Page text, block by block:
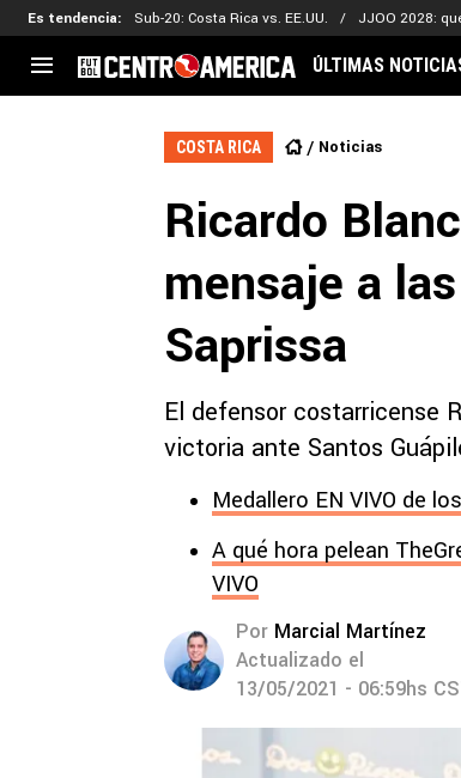
Es tendencia: Sub-20: Costa Rica vs. EE.UU. JJOO 2028:
CENTROAMÉRICA
CONCACAF
Liga de Naciones
Copa de Campeones
Copa Centroamericana
MLS
ÚLTIMAS
COSTA RICA Noticias
Ricardo
mensaje a
Saprissa
El defensor costarricense
victoria ante Santos
Medallero EN VIVO de
A qué hora pelean
VIVO
Por Marcial Martínez
Actualizado el
13/05/2021 - 06:59hs